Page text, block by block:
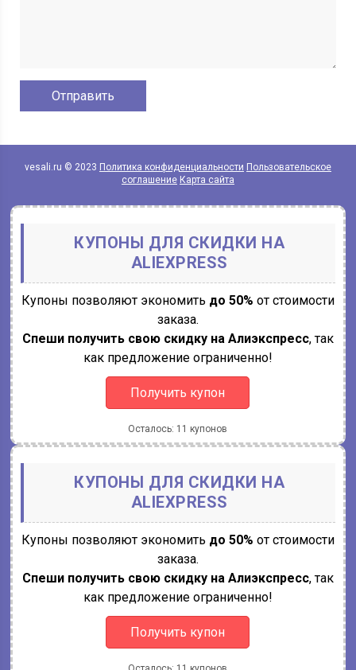
vesali.ru © 2023 Политика конфиденциальности Пользовательское
соглашение Карта сайта
КУПОНЫ ДЛЯ СКИДКИ НА
ALIEXPRESS
Купоны позволяют экономить до 50% от стоимости
заказа.
Спеши получить свою скидку на Алиэкспресс, так
как предложение ограниченно!
Получить купон
Осталось: 11 купонов
КУПОНЫ ДЛЯ СКИДКИ НА
ALIEXPRESS
Купоны позволяют экономить до 50% от стоимости
заказа.
Спеши получить свою скидку на Алиэкспресс, так
как предложение ограниченно!
Получить купон